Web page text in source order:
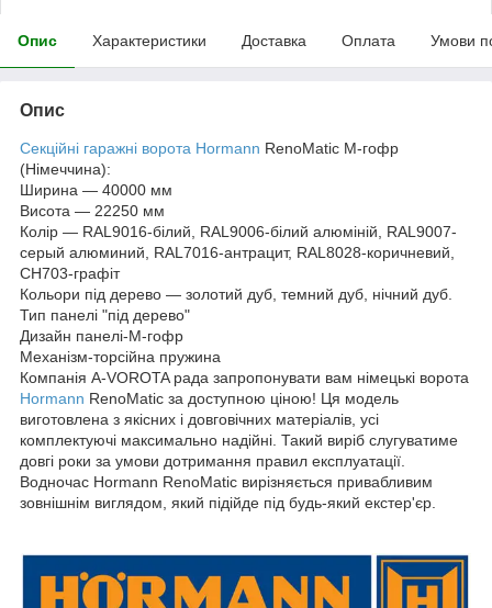
Опис Характеристики Доставка Оплата Умови
Опис
Секційні гаражні ворота Hormann RenoMatic M-гофр
(Німеччина):
Ширина — 40000 мм
Висота — 22250 мм
Колір — RAL9016-білий, RAL9006-білий алюміній, RAL9007-
серый алюминий, RAL7016-антрацит, RAL8028-коричневий,
CH703-графіт
Кольори під дерево — золотий дуб, темний дуб, нічний дуб.
Тип панелі "під дерево"
Дизайн панелі-M-гофр
Механізм-торсійна пружина
Компанія A-VOROTA рада запропонувати вам німецькі ворота
Hormann RenoMatic за доступною ціною! Ця модель
виготовлена з якісних і довговічних матеріалів, усі
комплектуючі максимально надійні. Такий виріб слугуватиме
довгі роки за умови дотримання правил експлуатації.
Водночас Hormann RenoMatic вирізняється привабливим
зовнішнім виглядом, який підійде під будь-який екстер'єр.